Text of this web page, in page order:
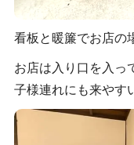
看板と暖簾でお店の
お店は入り口を入っ
子様連れにも来やす